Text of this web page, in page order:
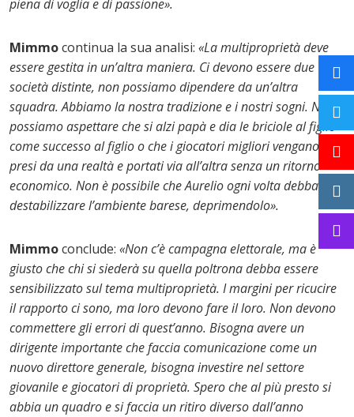
piena di voglia e di passione».
Mimmocontinua la sua analisi: «La multiproprietà deve
essere gestita in un’altra maniera. Ci devono essere due
società distinte, non possiamo dipendere da un’altra
squadra. Abbiamo la nostra tradizione e i nostri sogni. Non
possiamo aspettare che si alzi papà e dia le briciole al figlio
come successo al figlio o che i giocatori migliori vengano
presi da una realtà e portati via all’altra senza un ritorno
economico. Non è possibile che Aurelio ogni volta debba
destabilizzare l’ambiente barese, deprimendolo».
Mimmoconclude: «Non c’è campagna elettorale, ma è
giusto che chi si siederà su quella poltrona debba essere
sensibilizzato sul tema multiproprietà. I margini per ricucire
il rapporto ci sono, ma loro devono fare il loro. Non devono
commettere gli errori di quest’anno. Bisogna avere un
dirigente importante che faccia comunicazione come un
nuovo direttore generale, bisogna investire nel settore
giovanile e giocatori di proprietà. Spero che al più presto si
abbia un quadro e si faccia un ritiro diverso dall’anno